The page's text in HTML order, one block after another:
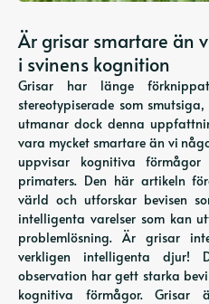
Är grisar smartare än
i svinens kognition
Grisar har länge
stereotypiserade som
utmanar dock denna
vara mycket smartare än vi
uppvisar kognitiva förmågor
primaters. Den här artikeln
värld och utforskar bevisen
intelligenta varelser som kan
problemlösning. Är grisar
verkligen intelligenta djur!
observation har gett starka
kognitiva förmågor. Grisar